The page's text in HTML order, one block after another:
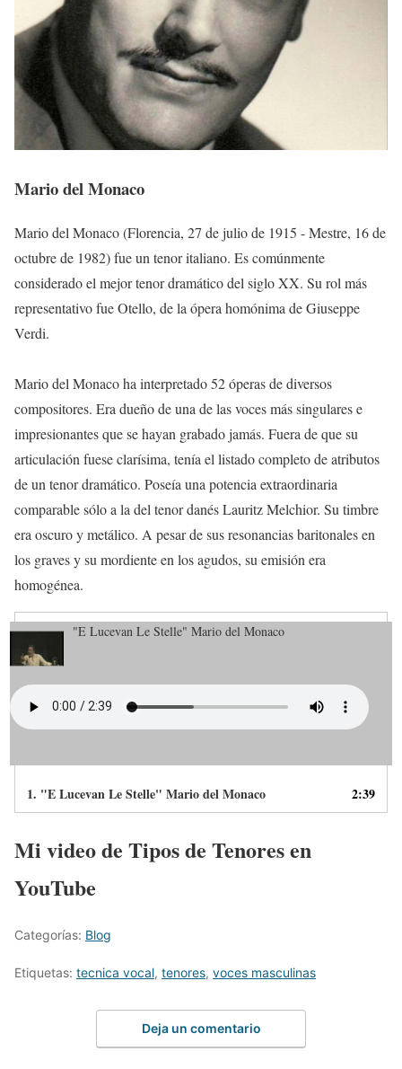
Mario del Monaco
Mario del Monaco (Florencia, 27 de julio de 1915 - Mestre, 16 de
octubre de 1982) fue un tenor italiano. Es comúnmente
considerado el mejor tenor dramático del siglo XX. Su rol más
representativo fue Otello, de la ópera homónima de Giuseppe
Verdi.
Mario del Monaco ha interpretado 52 óperas de diversos
compositores. Era dueño de una de las voces más singulares e
impresionantes que se hayan grabado jamás. Fuera de que su
articulación fuese clarísima, tenía el listado completo de atributos
de un tenor dramático. Poseía una potencia extraordinaria
comparable sólo a la del tenor danés Lauritz Melchior. Su timbre
era oscuro y metálico. A pesar de sus resonancias baritonales en
los graves y su mordiente en los agudos, su emisión era
homogénea.
"E Lucevan Le Stelle" Mario del Monaco
1. "E Lucevan Le Stelle" Mario del Monaco 2:39
Mi video de Tipos de Tenores en
YouTube
Categorías: Blog
Etiquetas: tecnica vocal, tenores, voces masculinas
Deja un comentario